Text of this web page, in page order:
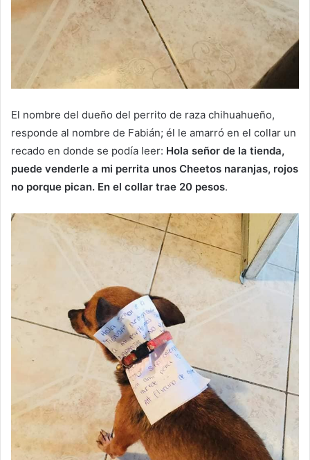
El nombre del dueño del perrito de raza chihuahueño,
responde al nombre de Fabián; él le amarró en el collar un
recado en donde se podía leer: Hola señor de la tienda,
puede venderle a mi perrita unos Cheetos naranjas, rojos
no porque pican. En el collar trae 20 pesos.